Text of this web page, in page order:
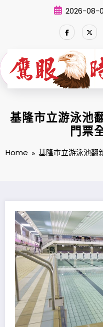
2026-08-
基隆市立游泳池
門票
Home 基隆市立游泳池翻